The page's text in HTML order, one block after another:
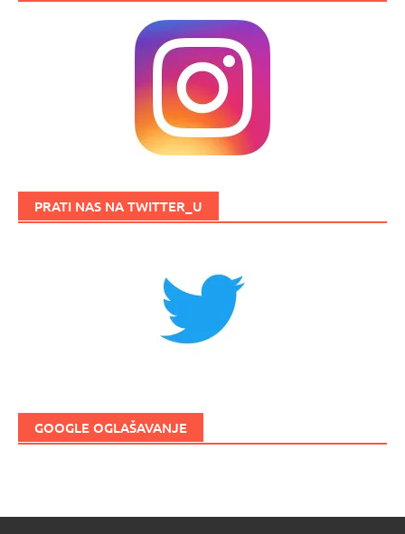
PRATI NAS NA TWITTER_U
GOOGLE OGLAŠAVANJE